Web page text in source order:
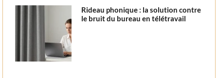
Rideau phonique : la solution contre
le bruit du bureau en télétravail